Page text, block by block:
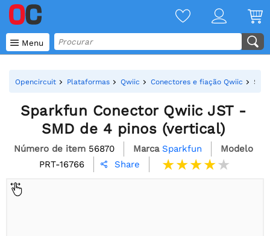
 Menu
Opencircuit Plataformas Qwiic Conectores e fiação Qwiic
Sparkfun Conector Qwiic JST -
SMD de 4 pinos (vertical)
Número de item 56870 Marca Sparkfun
Modelo
PRT-16766
 Share